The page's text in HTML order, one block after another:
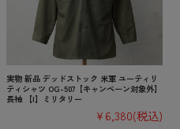
実物 新品 デッドストック 米軍 ユーティリ
ティシャツ OG-507【キャンペーン対象外】
長袖 【I】ミリタリー
¥6,380(税込)